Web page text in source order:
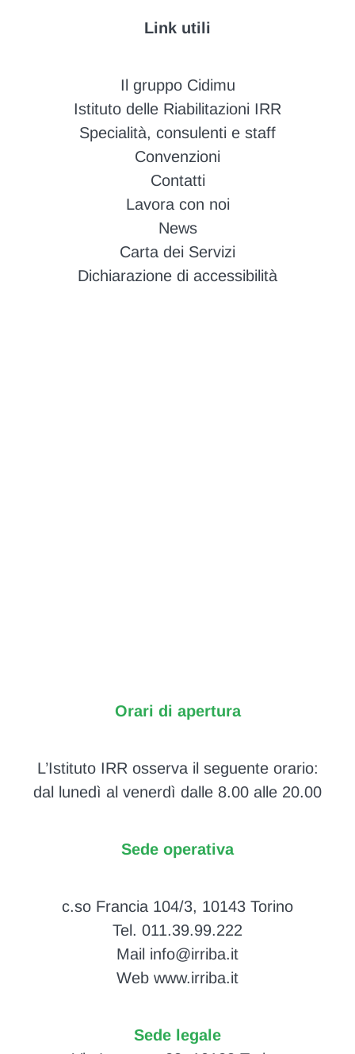
Link utili
Il gruppo Cidimu
Istituto delle Riabilitazioni IRR
Specialità, consulenti e staff
Convenzioni
Contatti
Lavora con noi
News
Carta dei Servizi
Dichiarazione di accessibilità
Orari di apertura
L’Istituto IRR osserva il seguente orario:
dal lunedì al venerdì dalle 8.00 alle 20.00
Sede operativa
c.so Francia 104/3, 10143 Torino
Tel. 011.39.99.222
Mail info@irriba.it
Web www.irriba.it
Sede legale